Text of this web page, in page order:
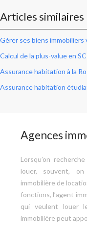
Articles similaires
Gérer ses biens immobiliers
Calcul de la plus-value en
Assurance habitation à la
Assurance habitation
Agences
Lorsqu’on
louer, souvent,
immobilière de
fonctions, l’agent
qui veulent louer
immobilière peut